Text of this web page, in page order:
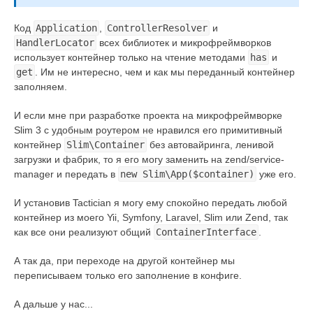
Код Application ControllerResolver и
HandlerLocator всех библиотек и микрофреймворков
использует контейнер только на чтение методами
has и
get
. Им не интересно, чем и как мы переданный контейнер
заполняем.
И если мне при разработке проекта на микрофреймворке
Slim 3 с удобным роутером не нравился его примитивный
контейнер Slim\Container без автовайринга, ленивой
загрузки и фабрик, то я его могу заменить на zend/service-
manager и передать в new Slim\App($container) уже его.
И установив Tactician я могу ему спокойно передать любой
контейнер из моего Yii, Symfony, Laravel, Slim или Zend, так
как все они реализуют общий ContainerInterface
А так да, при переходе на другой контейнер мы
переписываем только его заполнение в конфиге.
А дальше у нас...